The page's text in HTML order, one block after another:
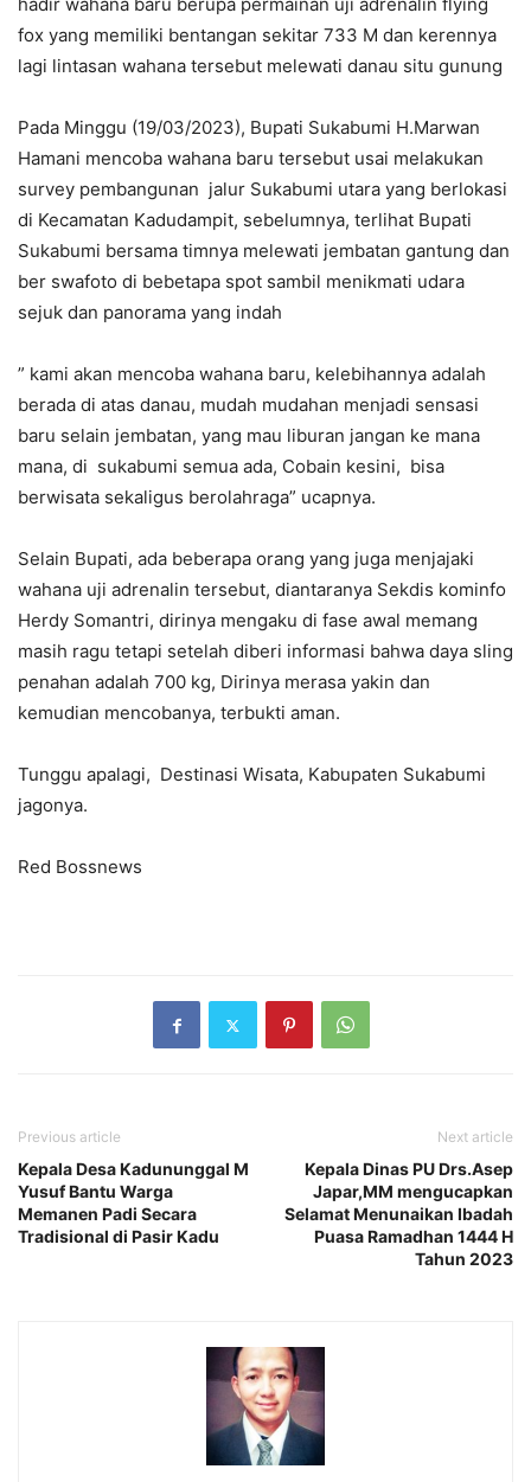
hadir wahana baru berupa permainan uji adrenalin flying
fox yang memiliki bentangan sekitar 733 M dan kerennya
lagi lintasan wahana tersebut melewati danau situ gunung
Pada Minggu (19/03/2023), Bupati Sukabumi H.Marwan
Hamani mencoba wahana baru tersebut usai melakukan
survey pembangunan jalur Sukabumi utara yang berlokasi
di Kecamatan Kadudampit, sebelumnya, terlihat Bupati
Sukabumi bersama timnya melewati jembatan gantung dan
ber swafoto di bebetapa spot sambil menikmati udara
sejuk dan panorama yang indah
” kami akan mencoba wahana baru, kelebihannya adalah
berada di atas danau, mudah mudahan menjadi sensasi
baru selain jembatan, yang mau liburan jangan ke mana
mana, di sukabumi semua ada, Cobain kesini, bisa
berwisata sekaligus berolahraga” ucapnya.
Selain Bupati, ada beberapa orang yang juga menjajaki
wahana uji adrenalin tersebut, diantaranya Sekdis kominfo
Herdy Somantri, dirinya mengaku di fase awal memang
masih ragu tetapi setelah diberi informasi bahwa daya sling
penahan adalah 700 kg, Dirinya merasa yakin dan
kemudian mencobanya, terbukti aman.
Tunggu apalagi, Destinasi Wisata, Kabupaten Sukabumi
jagonya.
Red Bossnews
Previous article
Kepala Desa Kadununggal M
Yusuf Bantu Warga
Memanen Padi Secara
Tradisional di Pasir Kadu
Next article
Kepala Dinas PU Drs.Asep
Japar,MM mengucapkan
Selamat Menunaikan Ibadah
Puasa Ramadhan 1444 H
Tahun 2023